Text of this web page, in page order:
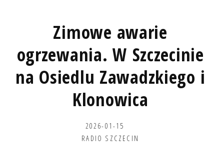
Zimowe awarie
ogrzewania. W Szczecinie
na Osiedlu Zawadzkiego i
Klonowica
2026-01-15
RADIO SZCZECIN